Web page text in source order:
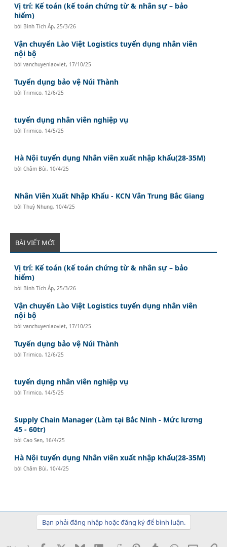
Vị trí: Kế toán (kế toán chứng từ & nhân sự – bảo
hiểm)
bởi Bình Tích Áp, 25/3/26
Vận chuyển Lào Việt Logistics tuyển dụng nhân viên
nội bộ
bởivanchuyenlaoviet, 17/10/25
Tuyển dụng bảo vệ Núi Thành
bởiTrimico, 12/6/25
tuyển dụng nhân viên nghiệp vụ
bởiTrimico, 14/5/25
Hà Nội tuyển dụng Nhân viên xuất nhập khẩu(28-35M)
bởiChâm Bùi, 10/4/25
Nhân Viên Xuất Nhập Khẩu - KCN Vân Trung Bắc Giang
bởiThuỳ Nhung, 10/4/25
BÀI VIẾT MỚI
Vị trí: Kế toán (kế toán chứng từ & nhân sự – bảo
hiểm)
bởi Bình Tích Áp, 25/3/26
Vận chuyển Lào Việt Logistics tuyển dụng nhân viên
nội bộ
bởivanchuyenlaoviet, 17/10/25
Tuyển dụng bảo vệ Núi Thành
bởiTrimico, 12/6/25
tuyển dụng nhân viên nghiệp vụ
bởiTrimico, 14/5/25
Supply Chain Manager (Làm tại Bắc Ninh - Mức lương
45 - 60tr)
bởiCao Sen, 16/4/25
Hà Nội tuyển dụng Nhân viên xuất nhập khẩu(28-35M)
bởiChâm Bùi, 10/4/25
Bạn phải đăng nhập hoặc đăng ký để bình luận.